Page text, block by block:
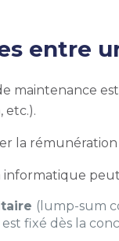
entre
maintenance
etc.).
la
informatique
(lump-sum
fixé dès la